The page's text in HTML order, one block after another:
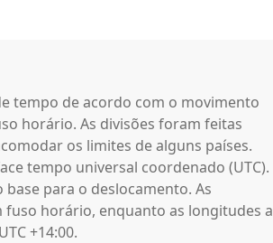
tempo de acordo com o movimento
horário. As divisões foram feitas
os limites de alguns países.
tempo universal coordenado (UTC).
para o deslocamento. As
horário, enquanto as longitudes a
+14:00.